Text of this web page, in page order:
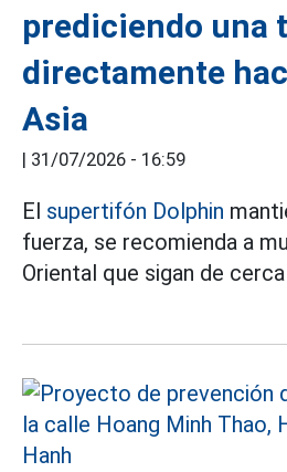
prediciendo una
directamente
Asia
| 31/07/2026 - 16:59
El supertifón Dolphin
fuerza, se recomienda a
Oriental que sigan de